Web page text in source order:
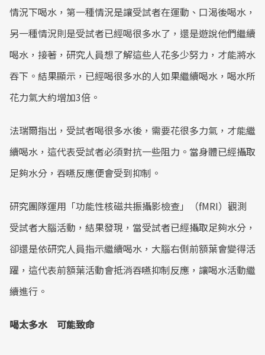
情況下喝水，第一種情況是讓受試者在運動、口渴後喝水，
另一種情況則是受試者已經喝很多水了，還是遊說他們繼續
喝水，接著，研究人員想了解這些人花多少努力，才能將水
吞下。結果顯示，已經喝很多水的人如果繼續喝水，喝水所
花力氣大約增加3倍。
法瑞爾指出，受試者喝很多水後，需要花很多力氣，才能繼
續喝水，這代表受試者必須對抗一些阻力。當身體已經攝取
足夠水分，吞嚥反應便會受到抑制。
研究團隊運用「功能性核磁共振攝影檢查」（fMRI）觀測
受試者大腦活動，結果發現，當受試者已經攝取足夠水分，
卻還是依研究人員指示繼續喝水，大腦右側前額葉會變得活
躍，這代表前額葉活動會抵消吞嚥抑制反應，讓喝水活動繼
續進行。
喝太多水 可能致命